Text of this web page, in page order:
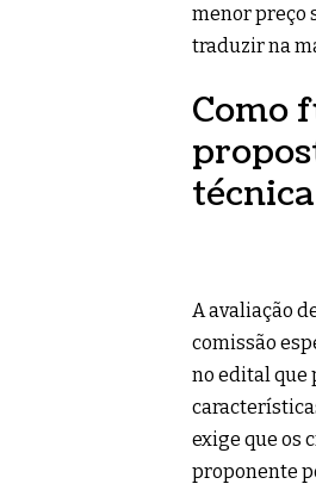
menor preço
traduzir na
Como
A avaliação
comissão
no edital que
exige que os
proponente